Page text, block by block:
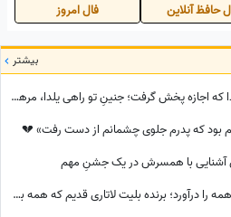
حافظ آنلاین فال امروز
بیشتر
عاشقانه‌های جذاب اسماعیل و یلدا که اجازه پخش گرفت؛ جنینِ تو راهی یلدا، مرهم زخم‌های سینا مهراد شد!
آشنایی با همسرش در یک جشنِ مهم
«روایتی از فاطمه شکری که اشک همه را درآورد؛ برنده بلیت لاتاری قدیم که همه برده‌اش را خرج دیگران کرد، اکنون بی‌مهری می‌بیند!»